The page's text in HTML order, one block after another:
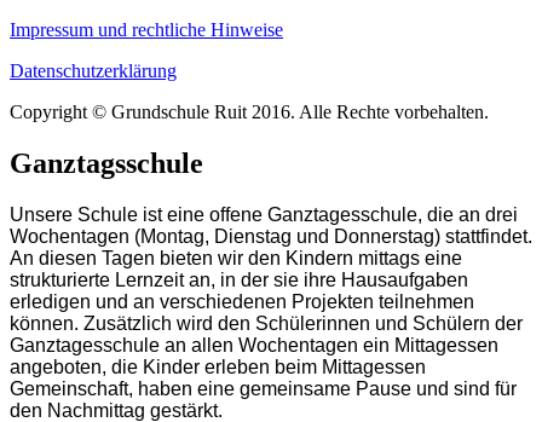
Impressum und rechtliche Hinweise
Datenschutzerklärung
Copyright © Grundschule Ruit 2016. Alle Rechte vorbehalten.
Ganztagsschule
Unsere Schule ist eine offene Ganztagesschule, die an drei
Wochentagen (Montag, Dienstag und Donnerstag) stattfindet.
An diesen Tagen bieten wir den Kindern mittags eine
strukturierte Lernzeit an, in der sie ihre Hausaufgaben
erledigen und an verschiedenen Projekten teilnehmen
können. Zusätzlich wird den Schülerinnen und Schülern der
Ganztagesschule an allen Wochentagen ein Mittagessen
angeboten, die Kinder erleben beim Mittagessen
Gemeinschaft, haben eine gemeinsame Pause und sind für
den Nachmittag gestärkt.